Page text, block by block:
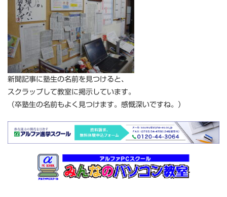
新聞記事に塾生の名前を見つけると、
スクラップして教室に掲示しています。
（卒塾生の名前もよく見つけます。感慨深いですね。）